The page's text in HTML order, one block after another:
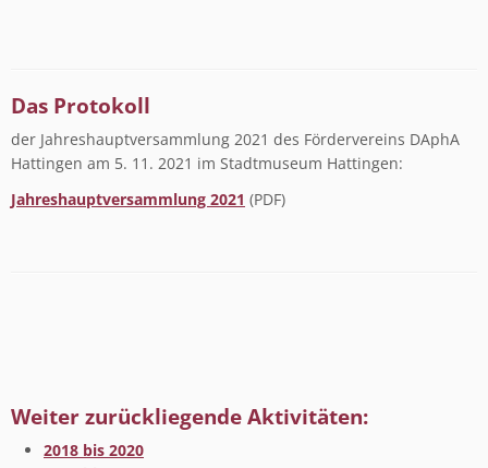
Das Protokoll
der Jahreshauptversammlung 2021 des Fördervereins DAphA
Hattingen am 5. 11. 2021 im Stadtmuseum Hattingen:
Jahreshauptversammlung 2021 (PDF)
Weiter zurückliegende Aktivitäten:
2018 bis 2020